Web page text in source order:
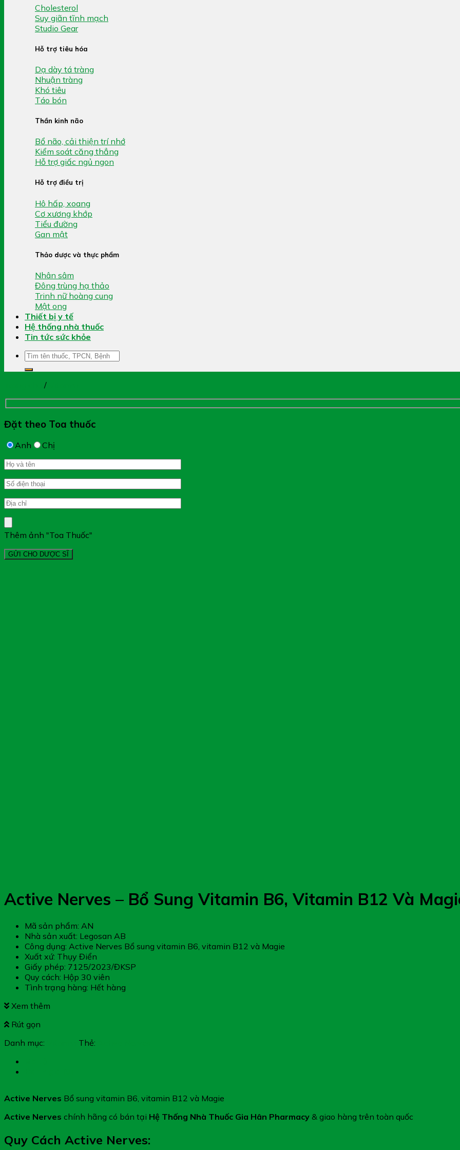
Cholesterol
Suy giãn tĩnh mạch
Studio Gear
Hỗ trợ tiêu hóa
Dạ dày tá tràng
Nhuận tràng
Khó tiêu
Táo bón
Thần kinh não
Bổ não, cải thiện trí nhớ
Kiểm soát căng thẳng
Hỗ trợ giấc ngủ ngon
Hỗ trợ điều trị
Hô hấp, xoang
Cơ xương khớp
Tiểu đường
Gan mật
Thảo dược và thực phẩm
Nhân sâm
Đông trùng hạ thảo
Trinh nữ hoàng cung
Mật ong
Thiết bị y tế
Hệ thống nhà thuốc
Tin tức sức khỏe
Tìm
kiếm:
/
Đặt theo Toa thuốc
Anh Chị
Thêm ảnh "Toa Thuốc"
Active Nerves – Bổ Sung Vitamin B6, Vitamin B12 Và
Mã sản phẩm: AN
Nhà sản xuất: Legosan AB
Công dụng: Active Nerves Bổ sung vitamin B6, vitamin B12 và Magie
Xuất xứ: Thụy Điển
Giấy phép: 7125/2023/ĐKSP
Quy cách: Hộp 30 viên
Tình trạng hàng: Hết hàng
Xem thêm
Rút gọn
Danh mục:
Thẻ:
Active Nerves Bổ sung vitamin B6, vitamin B12 và Magie
Active Nerves chính hãng có bán tại Hệ Thống Nhà Thuốc Gia Hân Pharmacy & giao hàng trên toàn quốc
Quy Cách Active Nerves: